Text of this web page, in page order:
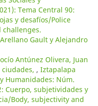
Tema Central 90:
y desafíos/Police
challenges.
Gault y Alejandro
Antúnez Olivera, Juan
, Iztapalapa
Humanidades: Núm.
Cuerpo, subjetividades y
Body, subjectivity and